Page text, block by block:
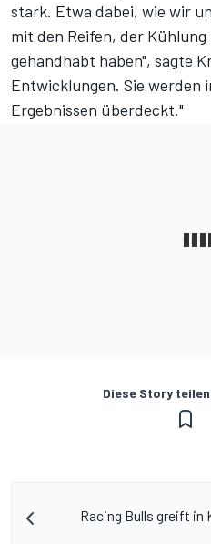
stark. Etwa dabei, wie wir
mit den Reifen, der
gehandhabt haben", sagte
Entwicklungen. Sie werden
Ergebnissen überdeckt."
Diese Story
Racing Bulls greift in